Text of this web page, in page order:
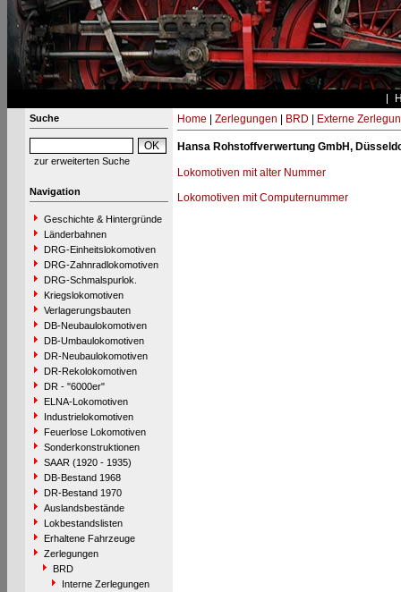
Suche
zur erweiterten Suche
Navigation
Geschichte & Hintergründe
Länderbahnen
DRG-Einheitslokomotiven
DRG-Zahnradlokomotiven
DRG-Schmalspurlok.
Kriegslokomotiven
Verlagerungsbauten
DB-Neubaulokomotiven
DB-Umbaulokomotiven
DR-Neubaulokomotiven
DR-Rekolokomotiven
DR - "6000er"
ELNA-Lokomotiven
Industrielokomotiven
Feuerlose Lokomotiven
Sonderkonstruktionen
SAAR (1920 - 1935)
DB-Bestand 1968
DR-Bestand 1970
Auslandsbestände
Lokbestandslisten
Erhaltene Fahrzeuge
Zerlegungen
BRD
Interne Zerlegungen
Home Zerlegungen BRD Externe
Hansa Rohstoffverwertung GmbH,
Lokomotiven mit alter Nummer
Lokomotiven mit Computernummer